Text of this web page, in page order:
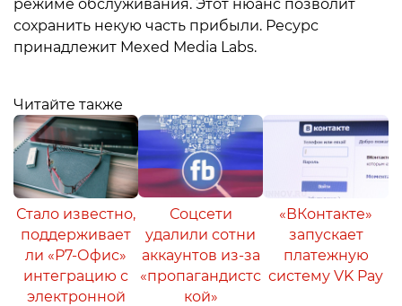
режиме обслуживания. Этот нюанс позволит
сохранить некую часть прибыли. Ресурс
принадлежит Mexed Media Labs.
Читайте также
Стало известно,
поддерживает
ли «Р7-Офис»
интеграцию с
электронной
Соцсети
удалили сотни
аккаунтов из-за
«пропагандистс
кой»
«ВКонтакте»
запускает
платежную
систему VK Pay